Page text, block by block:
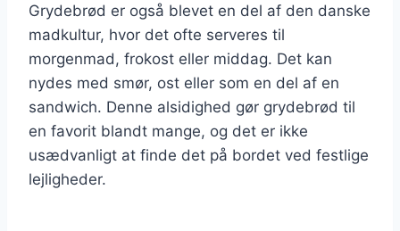
Grydebrød er også blevet en del af den danske
madkultur, hvor det ofte serveres til
morgenmad, frokost eller middag. Det kan
nydes med smør, ost eller som en del af en
sandwich. Denne alsidighed gør grydebrød til
en favorit blandt mange, og det er ikke
usædvanligt at finde det på bordet ved festlige
lejligheder.